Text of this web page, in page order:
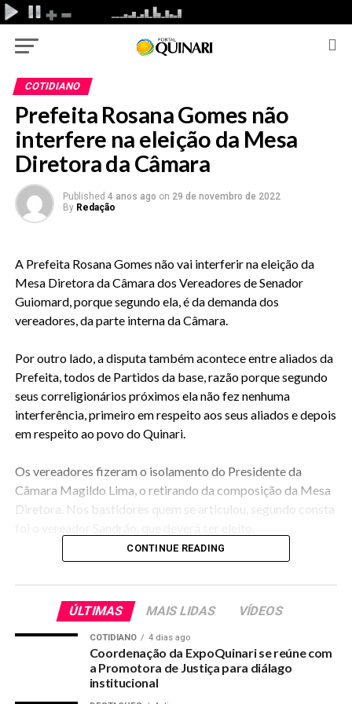
COTIDIANO
Prefeita Rosana Gomes não
interfere na eleição da Mesa
Diretora da Câmara
Published 4 anos ago on 29 de novembro de 2022
By Redação
A Prefeita Rosana Gomes não vai interferir na eleição da
Mesa Diretora da Câmara dos Vereadores de Senador
Guiomard, porque segundo ela, é da demanda dos
vereadores, da parte interna da Câmara.
Por outro lado, a disputa também acontece entre aliados da
Prefeita, todos de Partidos da base, razão porque segundo
seus correligionários próximos ela não fez nenhuma
interferência, primeiro em respeito aos seus aliados e depois
em respeito ao povo do Quinari.
Os vereadores fizeram o isolamento do Presidente da
Câmara Magildo Lima, o retirando da composição da Mesa
Diretora. Nos bastidores quem se articulou, segundo consta
RELATED TOPICS:
Projeto Seringal do Sesc encanta comunidade escolar
Apoiador de candidata do PRB do Quinari pode ter
recebido 60 mil do Fundo de Campanha
CONTINUE READING
ÚLTIMAS MAIS LIDAS VÍDEOS
COTIDIANO 4 dias ago
Coordenação da ExpoQuinari se reúne com
a Promotora de Justiça para diálago
institucional